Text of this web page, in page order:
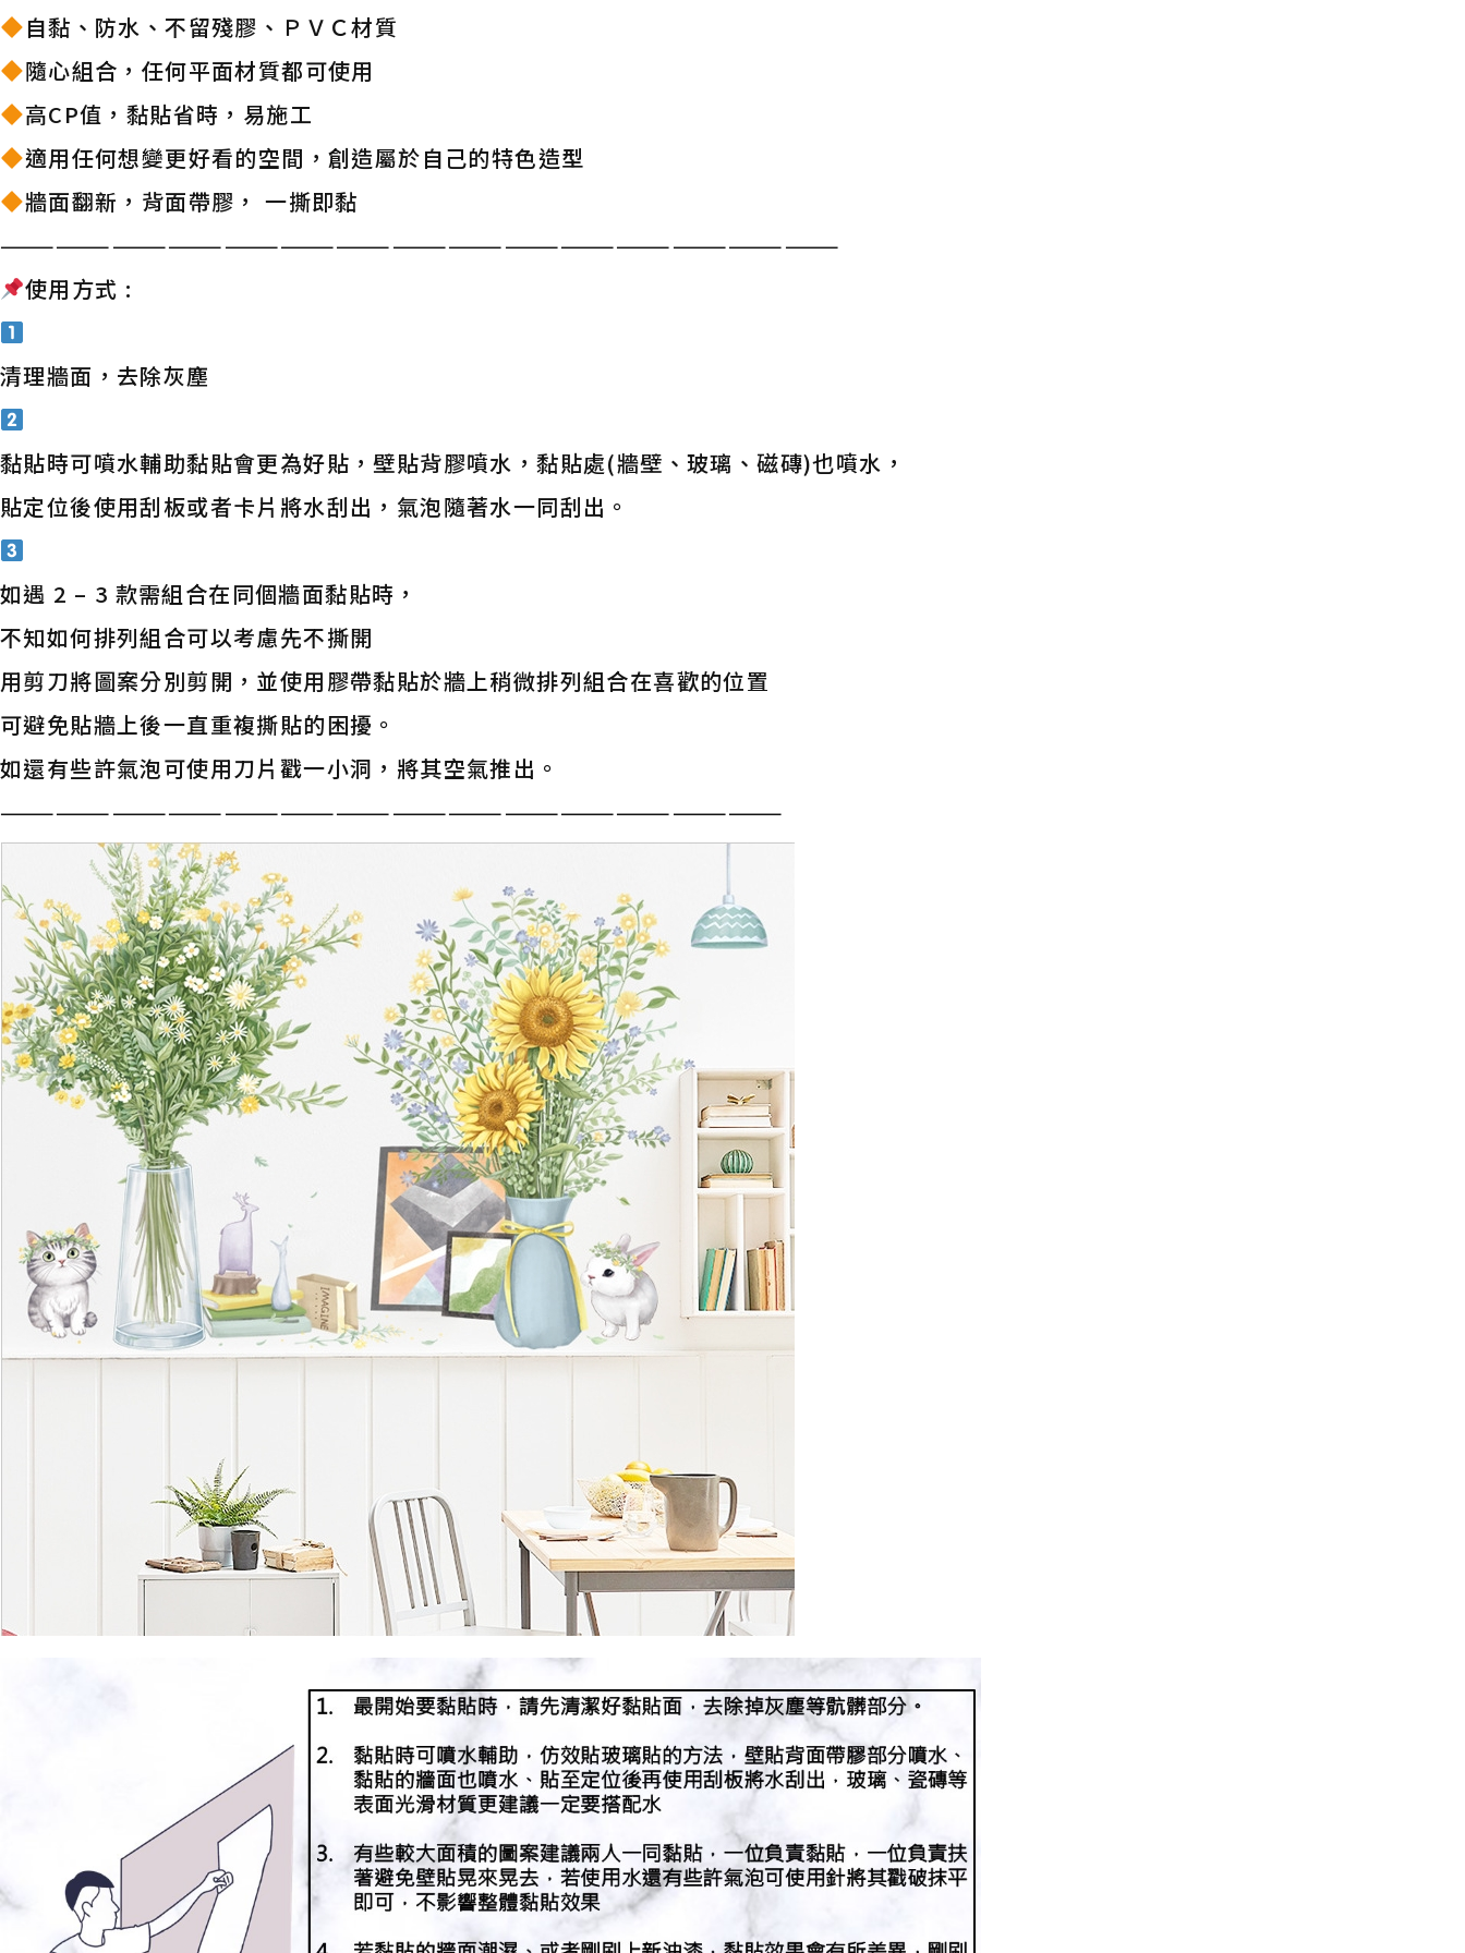
自黏、防水、不留殘膠、ＰＶＣ材質
隨心組合，任何平面材質都可使用
高CP值，黏貼省時，易施工
適用任何想變更好看的空間，創造屬於自己的特色造型
牆面翻新，背面帶膠， 一撕即黏
—————————————————————————————————————————————
使用方式 :
清理牆面，去除灰塵
黏貼時可噴水輔助黏貼會更為好貼，壁貼背膠噴水，黏貼處(牆壁、玻璃、磁磚)也噴水，
貼定位後使用刮板或者卡片將水刮出，氣泡隨著水一同刮出。
如遇 2 – 3 款需組合在同個牆面黏貼時，
不知如何排列組合可以考慮先不撕開
用剪刀將圖案分別剪開，並使用膠帶黏貼於牆上稍微排列組合在喜歡的位置
可避免貼牆上後一直重複撕貼的困擾。
如還有些許氣泡可使用刀片戳一小洞，將其空氣推出。
——————————————————————————————————————————